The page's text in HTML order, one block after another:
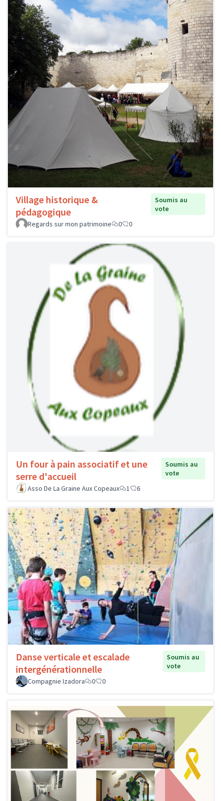
Village historique &
pédagogique
Soumis au
vote
Regards sur mon patrimoine
0 0
Un four à pain associatif et une
serre d'accueil
Soumis au
vote
Asso De La Graine Aux Copeaux
1 6
Danse verticale et escalade
intergénérationnelle
Soumis au
vote
Compagnie Izadora
0 0